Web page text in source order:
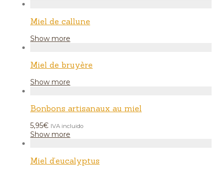
Miel de callune
Show more
Miel de bruyère
Show more
Bonbons artisanaux au miel
5,95€ IVA incluido
Show more
Miel d’eucalyptus